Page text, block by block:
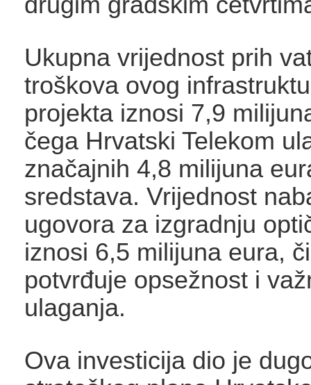
Ukupna vrijednost prih
troškova ovog
projekta iznosi 7,9
čega Hrvatski Telekom
značajnih 4,8 milijuna
sredstava. Vrijednost
ugovora za izgradnju
iznosi 6,5 milijuna eura,
potvrđuje opsežnost i
ulaganja.
Ova investicija dio je